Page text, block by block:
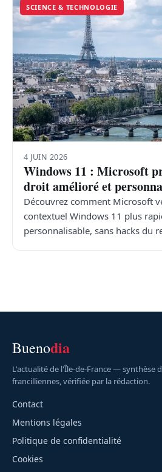
SCIENCE & TECHNOLOGIE
4 JUIN 2026
Windows 11 : Microsoft
droit amélioré et
Découvrez comment Microsoft
contextuel Windows 11 plus
personnalisable, sans hacks du
Buenodia
L'actualité de l'Île-de-France — synthèse
francilliennes, vérifiée par la rédaction.
Contact
Mentions légales
Politique de confidentialité
Cookies